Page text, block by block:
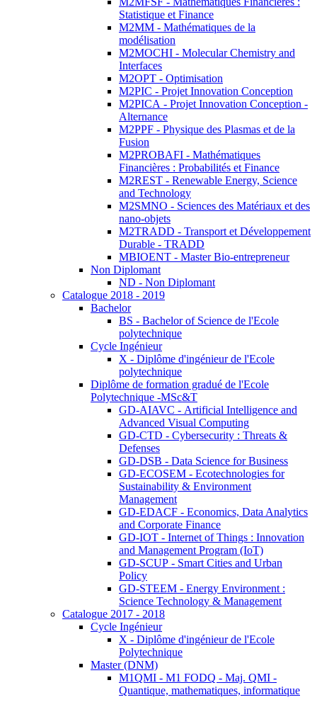
Statistique et Finance
M2MM - Mathématiques de la
modélisation
M2MOCHI - Molecular Chemistry and
Interfaces
M2OPT - Optimisation
M2PIC - Projet Innovation Conception
M2PICA - Projet Innovation Conception -
Alternance
M2PPF - Physique des Plasmas et de la
Fusion
M2PROBAFI - Mathématiques
Financières : Probabilités et Finance
M2REST - Renewable Energy, Science
and Technology
M2SMNO - Sciences des Matériaux et des
nano-objets
M2TRADD - Transport et Développement
Durable - TRADD
MBIOENT - Master Bio-entrepreneur
Non Diplomant
ND - Non Diplomant
Catalogue 2018 - 2019
Bachelor
BS - Bachelor of Science de l'Ecole
polytechnique
Cycle Ingénieur
X - Diplôme d'ingénieur de l'Ecole
polytechnique
Diplôme de formation gradué de l'Ecole
Polytechnique -MSc&T
GD-AIAVC - Artificial Intelligence and
Advanced Visual Computing
GD-CTD - Cybersecurity : Threats &
Defenses
GD-DSB - Data Science for Business
GD-ECOSEM - Ecotechnologies for
Sustainability & Environment
Management
GD-EDACF - Economics, Data Analytics
and Corporate Finance
GD-IOT - Internet of Things : Innovation
and Management Program (IoT)
GD-SCUP - Smart Cities and Urban
Policy
GD-STEEM - Energy Environment :
Science Technology & Management
Catalogue 2017 - 2018
Cycle Ingénieur
X - Diplôme d'ingénieur de l'Ecole
Polytechnique
Master (DNM)
M1QMI - M1 FODQ - Maj. QMI -
Quantique, mathematiques, informatique